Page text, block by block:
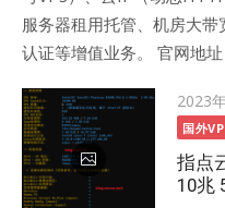
服务器租用托管、机房大
认证等增值业务。 官网地
on
2023
国外
指点
10兆